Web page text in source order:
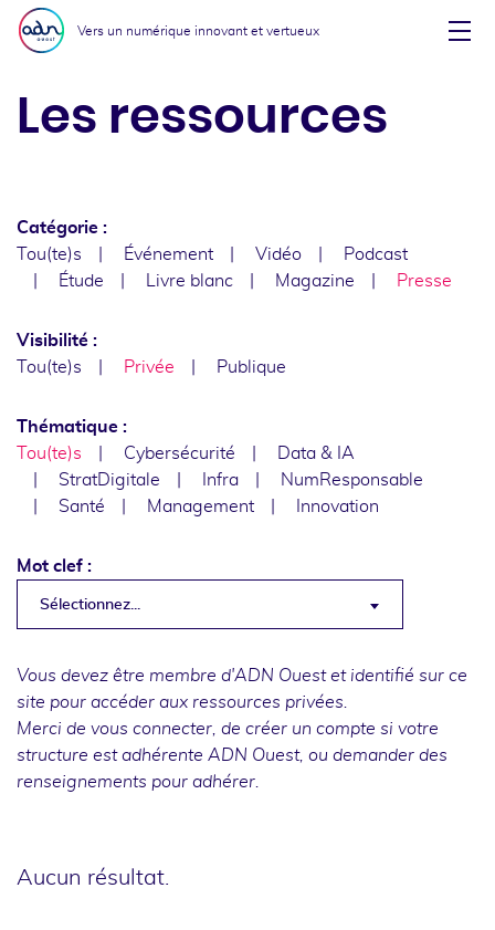
Aller au menu
Aller au contenu
Vers un numérique innovant et vertueux
Les ressources
Catégorie :
Tou(te)s
Événement Vidéo
Podcast
Étude
Livre blanc Magazine Presse
Visibilité :
Tou(te)s
Privée Publique
Thématique :
Tou(te)s
Cybersécurité
Data & IA
StratDigitale
Infra
NumResponsable
Santé
Management Innovation
Mot clef :
Sélectionnez...
Vous devez être membre d'ADN Ouest et identifié sur ce
site pour accéder aux ressources privées.
Merci de vous connecter , de créer un compte si votre
structure est adhérente ADN Ouest, ou demander des
renseignements pour adhérer.
Aucun résultat.